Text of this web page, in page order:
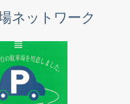
ネットワーク